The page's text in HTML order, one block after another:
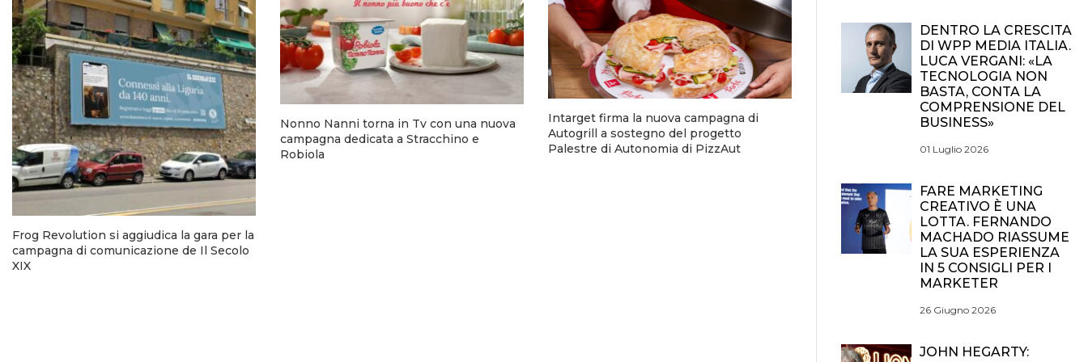
Frog Revolution si aggiudica la gara per la
campagna di comunicazione de Il Secolo
XIX
Nonno Nanni torna in Tv con una nuova
campagna dedicata a Stracchino e
Robiola
Intarget firma la nuova campagna di
Autogrill a sostegno del progetto
Palestre di Autonomia di PizzAut
DENTRO LA CRESCITA
DI WPP MEDIA ITALIA.
LUCA VERGANI: «LA
TECNOLOGIA NON
BASTA, CONTA LA
COMPRENSIONE DEL
BUSINESS»
01 Luglio 2026
FARE MARKETING
CREATIVO È UNA
LOTTA. FERNANDO
MACHADO RIASSUME
LA SUA ESPERIENZA
IN 5 CONSIGLI PER I
MARKETER
26 Giugno 2026
JOHN HEGARTY: